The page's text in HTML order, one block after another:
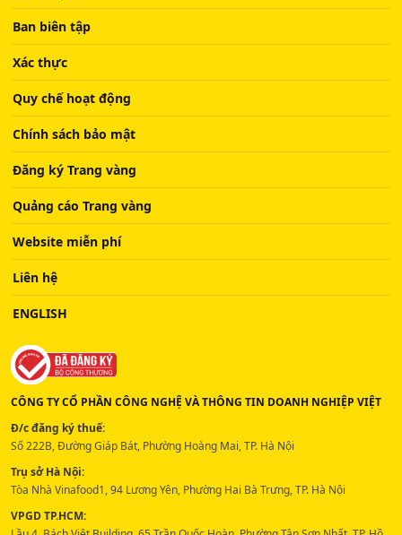
Ban biên tập
Xác thực
Quy chế hoạt động
Chính sách bảo mật
Đăng ký Trang vàng
Quảng cáo Trang vàng
Website miễn phí
Liên hệ
ENGLISH
CÔNG TY CỔ PHẦN CÔNG NGHỆ VÀ THÔNG TIN DOANH NGHIỆP VIỆT
Đ/c đăng ký thuế:
Số 222B, Đường Giáp Bát, Phường Hoàng Mai, TP. Hà Nội
Trụ sở Hà Nội:
Tòa Nhà Vinafood1, 94 Lương Yên, Phường Hai Bà Trưng, TP. Hà Nội
VPGD TP.HCM: